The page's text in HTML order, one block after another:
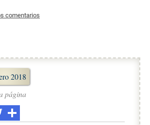
comentarios
2018
página